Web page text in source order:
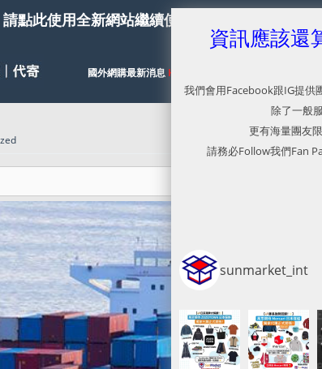
請點此使用全新網站繼續使用服務，本網已停止更
國外網購最新消息 HOT
資訊應該還
我們會用Facebook跟IG提供
除了一般
更有海量團友
請務必Follow我們Fan
sunmarket_int